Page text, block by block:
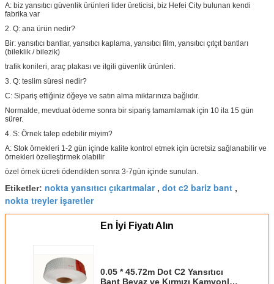
A: biz yansıtıcı güvenlik ürünleri lider üreticisi, biz Hefei City bulunan kendi
fabrika var
2. Q: ana ürün nedir?
Bir: yansıtıcı bantlar, yansıtıcı kaplama, yansıtıcı film, yansıtıcı çıtçıt bantları
(bileklik / bilezik)
trafik konileri, araç plakası ve ilgili güvenlik ürünleri.
3. Q: teslim süresi nedir?
C: Sipariş ettiğiniz öğeye ve satın alma miktarınıza bağlıdır.
Normalde, mevduat ödeme sonra bir sipariş tamamlamak için 10 ila 15 gün
sürer.
4. S: Örnek talep edebilir miyim?
A: Stok örnekleri 1-2 gün içinde kalite kontrol etmek için ücretsiz sağlanabilir ve
örnekleri özelleştirmek olabilir
özel örnek ücreti ödendikten sonra 3-7gün içinde sunulan.
Etiketler: nokta yansıtıcı çıkartmalar, dot c2 bariz bant ,
nokta treyler işaretler
En İyi Fiyatı Alın
0.05 * 45.72m Dot C2 Yansıtıcı
Bant Beyaz ve Kırmızı Kamyonlar